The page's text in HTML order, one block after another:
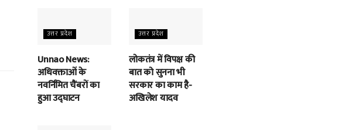
उत्तर प्रदेश
Unnao News:
अधिवक्ताओं के
नवर्निमित चैंबरों का
हुआ उद्घाटन
उत्तर प्रदेश
लोकतंत्र में विपक्ष की
बात को सुनना भी
सरकार का काम है-
अखिलेश यादव